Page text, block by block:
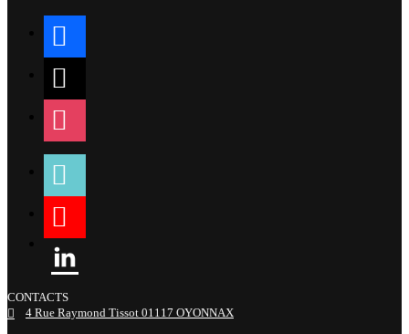
facebook
x
instagram
tiktok
youtube
linkedin
CONTACTS
4 Rue Raymond Tissot 01117 OYONNAX